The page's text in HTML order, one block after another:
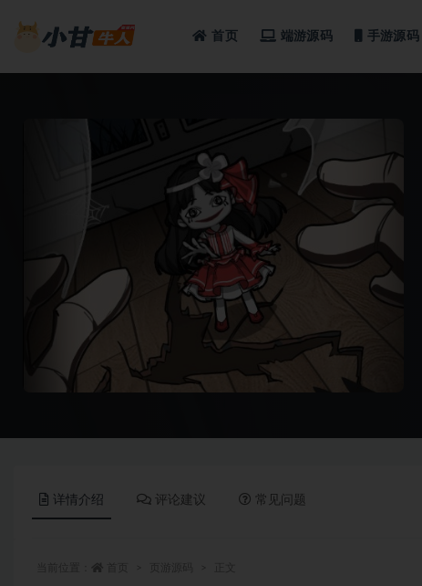
首页 端游源码 手游源码
详情介绍 评论建议 常见问题